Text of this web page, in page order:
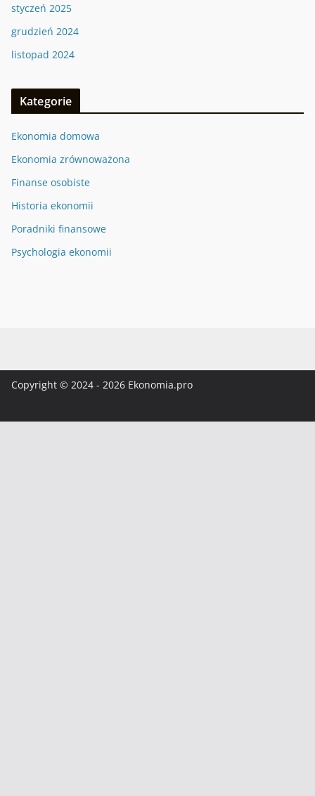
styczeń 2025
grudzień 2024
listopad 2024
Kategorie
Ekonomia domowa
Ekonomia zrównoważona
Finanse osobiste
Historia ekonomii
Poradniki finansowe
Psychologia ekonomii
Copyright © 2024 - 2026 Ekonomia.pro